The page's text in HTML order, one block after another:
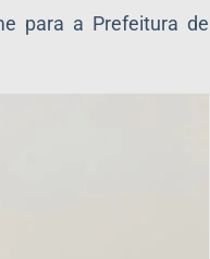
para a Prefeitura de